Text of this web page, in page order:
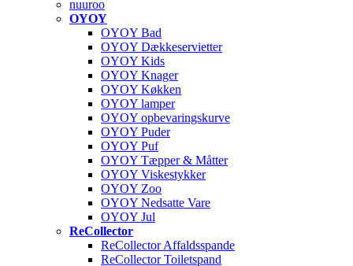
nuuroo
OYOY
OYOY Bad
OYOY Dækkeservietter
OYOY Kids
OYOY Knager
OYOY Køkken
OYOY lamper
OYOY opbevaringskurve
OYOY Puder
OYOY Puf
OYOY Tæpper & Måtter
OYOY Viskestykker
OYOY Zoo
OYOY Nedsatte Vare
OYOY Jul
ReCollector
ReCollector Affaldsspande
ReCollector Toiletspand